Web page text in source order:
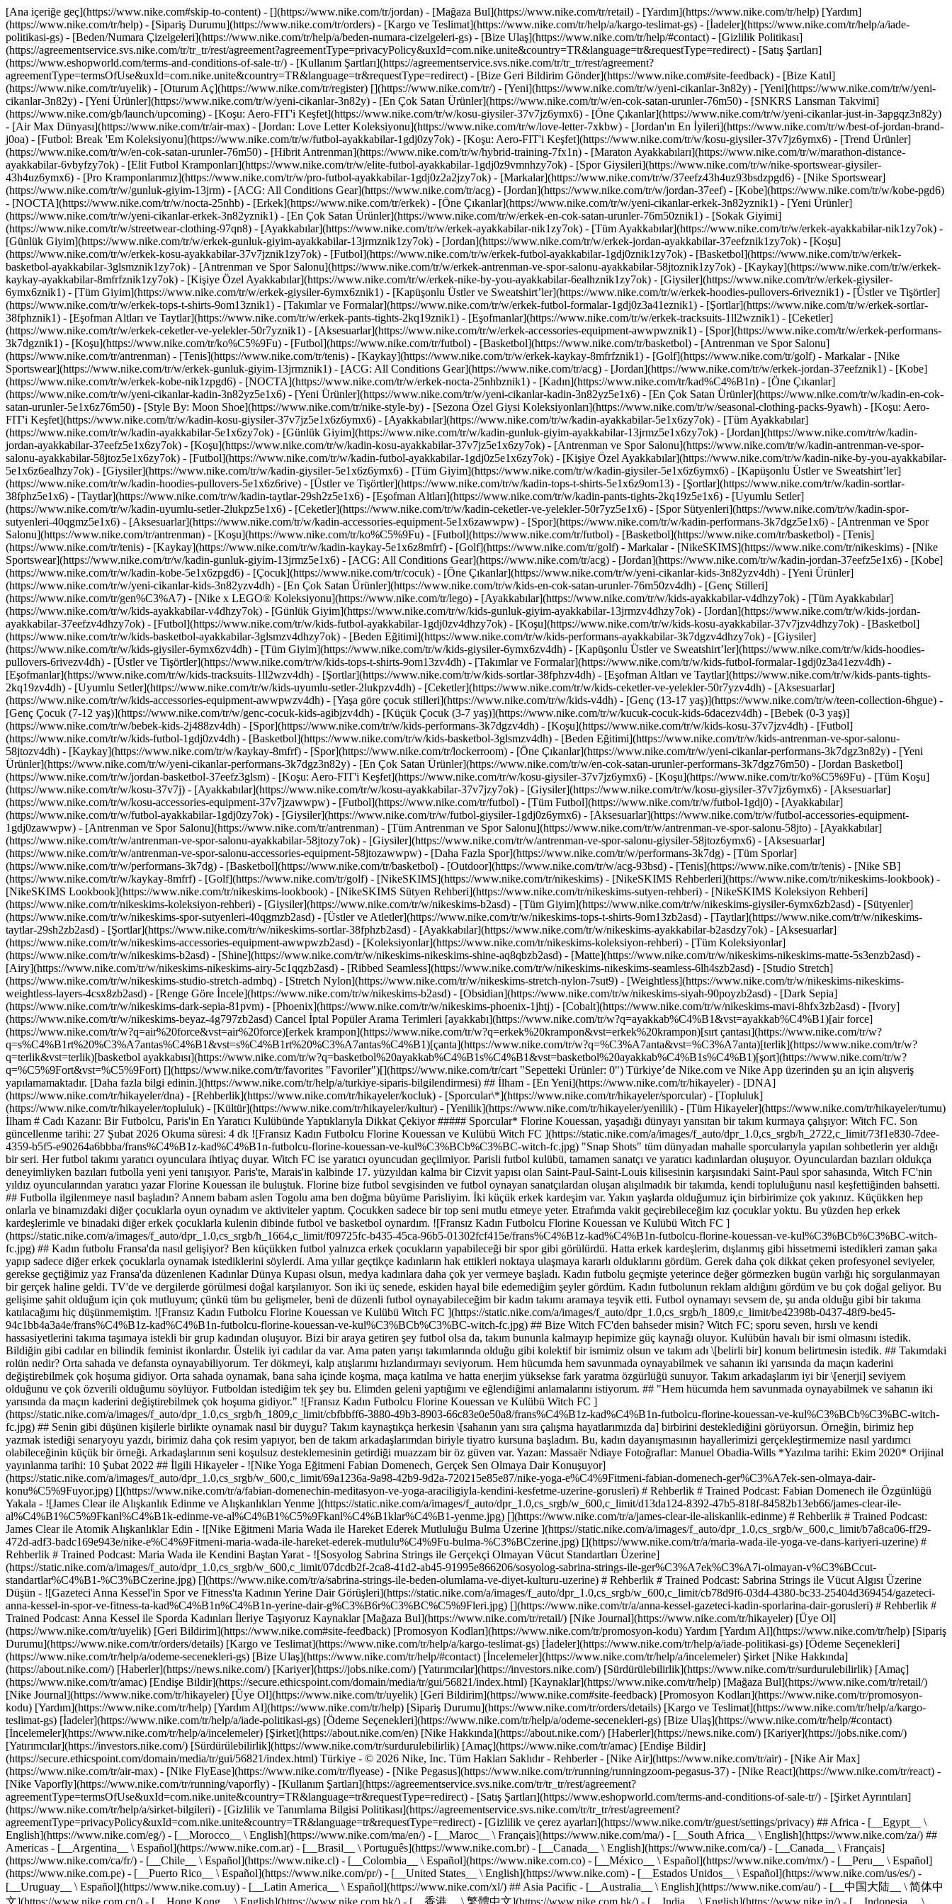
[Ana içeriğe geç](https://www.nike.com#skip-to-content) - [](https://www.nike.com/tr/jordan) - [Mağaza Bul](https://www.nike.com/tr/retail) - [Yardım](https://www.nike.com/tr/help) [Yardım]
(https://www.nike.com/tr/help) - [Sipariş Durumu](https://www.nike.com/tr/orders) - [Kargo ve Teslimat](https://www.nike.com/tr/help/a/kargo-teslimat-gs) - [İadeler](https://www.nike.com/tr/help/a/iade-
politikasi-gs) - [Beden/Numara Çizelgeleri](https://www.nike.com/tr/help/a/beden-numara-cizelgeleri-gs) - [Bize Ulaş](https://www.nike.com/tr/help/#contact) - [Gizlilik Politikası]
(https://agreementservice.svs.nike.com/tr/tr_tr/rest/agreement?agreementType=privacyPolicy&uxId=com.nike.unite&country=TR&language=tr&requestType=redirect) - [Satış Şartları]
(https://www.eshopworld.com/terms-and-conditions-of-sale-tr/) - [Kullanım Şartları](https://agreementservice.svs.nike.com/tr/tr_tr/rest/agreement?
agreementType=termsOfUse&uxId=com.nike.unite&country=TR&language=tr&requestType=redirect) - [Bize Geri Bildirim Gönder](https://www.nike.com#site-feedback) - [Bize Katıl]
(https://www.nike.com/tr/uyelik) - [Oturum Aç](https://www.nike.com/tr/register) [](https://www.nike.com/tr/) - [Yeni](https://www.nike.com/tr/w/yeni-cikanlar-3n82y) - [Yeni](https://www.nike.com/tr/w/yeni-
cikanlar-3n82y) - [Yeni Ürünler](https://www.nike.com/tr/w/yeni-cikanlar-3n82y) - [En Çok Satan Ürünler](https://www.nike.com/tr/w/en-cok-satan-urunler-76m50) - [SNKRS Lansman Takvimi]
(https://www.nike.com/gb/launch/upcoming) - [Koşu: Aero-FIT'i Keşfet](https://www.nike.com/tr/w/kosu-giysiler-37v7jz6ymx6) - [Öne Çıkanlar](https://www.nike.com/tr/w/yeni-cikanlar-just-in-3apgqz3n82y)
- [Air Max Dünyası](https://www.nike.com/tr/air-max) - [Jordan: Love Letter Koleksiyonu](https://www.nike.com/tr/w/love-letter-7xkbw) - [Jordan'ın En İyileri](https://www.nike.com/tr/w/best-of-jordan-brand-
j0oa) - [Futbol: Break 'Em Koleksiyonu](https://www.nike.com/tr/w/futbol-ayakkabilar-1gdj0zy7ok) - [Koşu: Aero-FIT'i Keşfet](https://www.nike.com/tr/w/kosu-giysiler-37v7jz6ymx6) - [Trend Ürünler]
(https://www.nike.com/tr/w/en-cok-satan-urunler-76m50) - [Hibrit Antrenman](https://www.nike.com/tr/w/hybrid-training-7fx1n) - [Maraton Ayakkabıları](https://www.nike.com/tr/w/marathon-distance-
ayakkabilar-6vbyfzy7ok) - [Elit Futbol Kramponları](https://www.nike.com/tr/w/elite-futbol-ayakkabilar-1gdj0z9vmnhzy7ok) - [Spor Giysileri](https://www.nike.com/tr/w/nike-sportswear-giysiler-
43h4uz6ymx6) - [Pro Kramponlarımız](https://www.nike.com/tr/w/pro-futbol-ayakkabilar-1gdj0z2a2jzy7ok) - [Markalar](https://www.nike.com/tr/w/37eefz43h4uz93bsdzpgd6) - [Nike Sportswear]
(https://www.nike.com/tr/w/gunluk-giyim-13jrm) - [ACG: All Conditions Gear](https://www.nike.com/tr/acg) - [Jordan](https://www.nike.com/tr/w/jordan-37eef) - [Kobe](https://www.nike.com/tr/w/kobe-pgd6)
- [NOCTA](https://www.nike.com/tr/w/nocta-25nhb) - [Erkek](https://www.nike.com/tr/erkek) - [Öne Çıkanlar](https://www.nike.com/tr/w/yeni-cikanlar-erkek-3n82yznik1) - [Yeni Ürünler]
(https://www.nike.com/tr/w/yeni-cikanlar-erkek-3n82yznik1) - [En Çok Satan Ürünler](https://www.nike.com/tr/w/erkek-en-cok-satan-urunler-76m50znik1) - [Sokak Giyimi]
(https://www.nike.com/tr/w/streetwear-clothing-97qn8) - [Ayakkabılar](https://www.nike.com/tr/w/erkek-ayakkabilar-nik1zy7ok) - [Tüm Ayakkabılar](https://www.nike.com/tr/w/erkek-ayakkabilar-nik1zy7ok) -
[Günlük Giyim](https://www.nike.com/tr/w/erkek-gunluk-giyim-ayakkabilar-13jrmznik1zy7ok) - [Jordan](https://www.nike.com/tr/w/erkek-jordan-ayakkabilar-37eefznik1zy7ok) - [Koşu]
(https://www.nike.com/tr/w/erkek-kosu-ayakkabilar-37v7jznik1zy7ok) - [Futbol](https://www.nike.com/tr/w/erkek-futbol-ayakkabilar-1gdj0znik1zy7ok) - [Basketbol](https://www.nike.com/tr/w/erkek-
basketbol-ayakkabilar-3glsmznik1zy7ok) - [Antrenman ve Spor Salonu](https://www.nike.com/tr/w/erkek-antrenman-ve-spor-salonu-ayakkabilar-58jtoznik1zy7ok) - [Kaykay](https://www.nike.com/tr/w/erkek-
kaykay-ayakkabilar-8mfrfznik1zy7ok) - [Kişiye Özel Ayakkabılar](https://www.nike.com/tr/w/erkek-nike-by-you-ayakkabilar-6ealhznik1zy7ok) - [Giysiler](https://www.nike.com/tr/w/erkek-giysiler-
6ymx6znik1) - [Tüm Giyim](https://www.nike.com/tr/w/erkek-giysiler-6ymx6znik1) - [Kapüşonlu Üstler ve Sweatshirt’ler](https://www.nike.com/tr/w/erkek-hoodies-pullovers-6riveznik1) - [Üstler ve Tişörtler]
(https://www.nike.com/tr/w/erkek-tops-t-shirts-9om13znik1) - [Takımlar ve Formalar](https://www.nike.com/tr/w/erkek-futbol-formalar-1gdj0z3a41eznik1) - [Şortlar](https://www.nike.com/tr/w/erkek-sortlar-
38fphznik1) - [Eşofman Altları ve Taytlar](https://www.nike.com/tr/w/erkek-pants-tights-2kq19znik1) - [Eşofmanlar](https://www.nike.com/tr/w/erkek-tracksuits-1ll2wznik1) - [Ceketler]
(https://www.nike.com/tr/w/erkek-ceketler-ve-yelekler-50r7yznik1) - [Aksesuarlar](https://www.nike.com/tr/w/erkek-accessories-equipment-awwpwznik1) - [Spor](https://www.nike.com/tr/w/erkek-performans-
3k7dgznik1) - [Koşu](https://www.nike.com/tr/ko%C5%9Fu) - [Futbol](https://www.nike.com/tr/futbol) - [Basketbol](https://www.nike.com/tr/basketbol) - [Antrenman ve Spor Salonu]
(https://www.nike.com/tr/antrenman) - [Tenis](https://www.nike.com/tr/tenis) - [Kaykay](https://www.nike.com/tr/w/erkek-kaykay-8mfrfznik1) - [Golf](https://www.nike.com/tr/golf) - Markalar - [Nike
Sportswear](https://www.nike.com/tr/w/erkek-gunluk-giyim-13jrmznik1) - [ACG: All Conditions Gear](https://www.nike.com/tr/acg) - [Jordan](https://www.nike.com/tr/w/erkek-jordan-37eefznik1) - [Kobe]
(https://www.nike.com/tr/w/erkek-kobe-nik1zpgd6) - [NOCTA](https://www.nike.com/tr/w/erkek-nocta-25nhbznik1) - [Kadın](https://www.nike.com/tr/kad%C4%B1n) - [Öne Çıkanlar]
(https://www.nike.com/tr/w/yeni-cikanlar-kadin-3n82yz5e1x6) - [Yeni Ürünler](https://www.nike.com/tr/w/yeni-cikanlar-kadin-3n82yz5e1x6) - [En Çok Satan Ürünler](https://www.nike.com/tr/w/kadin-en-cok-
satan-urunler-5e1x6z76m50) - [Style By: Moon Shoe](https://www.nike.com/tr/nike-style-by) - [Sezona Özel Giysi Koleksiyonları](https://www.nike.com/tr/w/seasonal-clothing-packs-9yawh) - [Koşu: Aero-
FIT'i Keşfet](https://www.nike.com/tr/w/kadin-kosu-giysiler-37v7jz5e1x6z6ymx6) - [Ayakkabılar](https://www.nike.com/tr/w/kadin-ayakkabilar-5e1x6zy7ok) - [Tüm Ayakkabılar]
(https://www.nike.com/tr/w/kadin-ayakkabilar-5e1x6zy7ok) - [Günlük Giyim](https://www.nike.com/tr/w/kadin-gunluk-giyim-ayakkabilar-13jrmz5e1x6zy7ok) - [Jordan](https://www.nike.com/tr/w/kadin-
jordan-ayakkabilar-37eefz5e1x6zy7ok) - [Koşu](https://www.nike.com/tr/w/kadin-kosu-ayakkabilar-37v7jz5e1x6zy7ok) - [Antrenman ve Spor Salonu](https://www.nike.com/tr/w/kadin-antrenman-ve-spor-
salonu-ayakkabilar-58jtoz5e1x6zy7ok) - [Futbol](https://www.nike.com/tr/w/kadin-futbol-ayakkabilar-1gdj0z5e1x6zy7ok) - [Kişiye Özel Ayakkabılar](https://www.nike.com/tr/w/kadin-nike-by-you-ayakkabilar-
5e1x6z6ealhzy7ok) - [Giysiler](https://www.nike.com/tr/w/kadin-giysiler-5e1x6z6ymx6) - [Tüm Giyim](https://www.nike.com/tr/w/kadin-giysiler-5e1x6z6ymx6) - [Kapüşonlu Üstler ve Sweatshirt’ler]
(https://www.nike.com/tr/w/kadin-hoodies-pullovers-5e1x6z6rive) - [Üstler ve Tişörtler](https://www.nike.com/tr/w/kadin-tops-t-shirts-5e1x6z9om13) - [Şortlar](https://www.nike.com/tr/w/kadin-sortlar-
38fphz5e1x6) - [Taytlar](https://www.nike.com/tr/w/kadin-taytlar-29sh2z5e1x6) - [Eşofman Altları](https://www.nike.com/tr/w/kadin-pants-tights-2kq19z5e1x6) - [Uyumlu Setler]
(https://www.nike.com/tr/w/kadin-uyumlu-setler-2lukpz5e1x6) - [Ceketler](https://www.nike.com/tr/w/kadin-ceketler-ve-yelekler-50r7yz5e1x6) - [Spor Sütyenleri](https://www.nike.com/tr/w/kadin-spor-
sutyenleri-40qgmz5e1x6) - [Aksesuarlar](https://www.nike.com/tr/w/kadin-accessories-equipment-5e1x6zawwpw) - [Spor](https://www.nike.com/tr/w/kadin-performans-3k7dgz5e1x6) - [Antrenman ve Spor
Salonu](https://www.nike.com/tr/antrenman) - [Koşu](https://www.nike.com/tr/ko%C5%9Fu) - [Futbol](https://www.nike.com/tr/futbol) - [Basketbol](https://www.nike.com/tr/basketbol) - [Tenis]
(https://www.nike.com/tr/tenis) - [Kaykay](https://www.nike.com/tr/w/kadin-kaykay-5e1x6z8mfrf) - [Golf](https://www.nike.com/tr/golf) - Markalar - [NikeSKIMS](https://www.nike.com/tr/nikeskims) - [Nike
Sportswear](https://www.nike.com/tr/w/kadin-gunluk-giyim-13jrmz5e1x6) - [ACG: All Conditions Gear](https://www.nike.com/tr/acg) - [Jordan](https://www.nike.com/tr/w/kadin-jordan-37eefz5e1x6) - [Kobe]
(https://www.nike.com/tr/w/kadin-kobe-5e1x6zpgd6) - [Çocuk](https://www.nike.com/tr/cocuk) - [Öne Çıkanlar](https://www.nike.com/tr/w/yeni-cikanlar-kids-3n82yzv4dh) - [Yeni Ürünler]
(https://www.nike.com/tr/w/yeni-cikanlar-kids-3n82yzv4dh) - [En Çok Satan Ürünler](https://www.nike.com/tr/w/kids-en-cok-satan-urunler-76m50zv4dh) - [Genç Stilleri]
(https://www.nike.com/tr/gen%C3%A7) - [Nike x LEGO® Koleksiyonu](https://www.nike.com/tr/lego) - [Ayakkabılar](https://www.nike.com/tr/w/kids-ayakkabilar-v4dhzy7ok) - [Tüm Ayakkabılar]
(https://www.nike.com/tr/w/kids-ayakkabilar-v4dhzy7ok) - [Günlük Giyim](https://www.nike.com/tr/w/kids-gunluk-giyim-ayakkabilar-13jrmzv4dhzy7ok) - [Jordan](https://www.nike.com/tr/w/kids-jordan-
ayakkabilar-37eefzv4dhzy7ok) - [Futbol](https://www.nike.com/tr/w/kids-futbol-ayakkabilar-1gdj0zv4dhzy7ok) - [Koşu](https://www.nike.com/tr/w/kids-kosu-ayakkabilar-37v7jzv4dhzy7ok) - [Basketbol]
(https://www.nike.com/tr/w/kids-basketbol-ayakkabilar-3glsmzv4dhzy7ok) - [Beden Eğitimi](https://www.nike.com/tr/w/kids-performans-ayakkabilar-3k7dgzv4dhzy7ok) - [Giysiler]
(https://www.nike.com/tr/w/kids-giysiler-6ymx6zv4dh) - [Tüm Giyim](https://www.nike.com/tr/w/kids-giysiler-6ymx6zv4dh) - [Kapüşonlu Üstler ve Sweatshirt’ler](https://www.nike.com/tr/w/kids-hoodies-
pullovers-6rivezv4dh) - [Üstler ve Tişörtler](https://www.nike.com/tr/w/kids-tops-t-shirts-9om13zv4dh) - [Takımlar ve Formalar](https://www.nike.com/tr/w/kids-futbol-formalar-1gdj0z3a41ezv4dh) -
[Eşofmanlar](https://www.nike.com/tr/w/kids-tracksuits-1ll2wzv4dh) - [Şortlar](https://www.nike.com/tr/w/kids-sortlar-38fphzv4dh) - [Eşofman Altları ve Taytlar](https://www.nike.com/tr/w/kids-pants-tights-
2kq19zv4dh) - [Uyumlu Setler](https://www.nike.com/tr/w/kids-uyumlu-setler-2lukpzv4dh) - [Ceketler](https://www.nike.com/tr/w/kids-ceketler-ve-yelekler-50r7yzv4dh) - [Aksesuarlar]
(https://www.nike.com/tr/w/kids-accessories-equipment-awwpwzv4dh) - [Yaşa göre çocuk stilleri](https://www.nike.com/tr/w/kids-v4dh) - [Genç (13-17 yaş)](https://www.nike.com/tr/w/teen-collection-6hgue) -
[Genç Çocuk (7-12 yaş)](https://www.nike.com/tr/w/genc-cocuk-kids-agibjzv4dh) - [Küçük Çocuk (3-7 yaş)](https://www.nike.com/tr/w/kucuk-cocuk-kids-6dacezv4dh) - [Bebek (0-3 yaş)]
(https://www.nike.com/tr/w/bebek-kids-2j488zv4dh) - [Spor](https://www.nike.com/tr/w/kids-performans-3k7dgzv4dh) - [Koşu](https://www.nike.com/tr/w/kids-kosu-37v7jzv4dh) - [Futbol]
(https://www.nike.com/tr/w/kids-futbol-1gdj0zv4dh) - [Basketbol](https://www.nike.com/tr/w/kids-basketbol-3glsmzv4dh) - [Beden Eğitimi](https://www.nike.com/tr/w/kids-antrenman-ve-spor-salonu-
58jtozv4dh) - [Kaykay](https://www.nike.com/tr/w/kaykay-8mfrf) - [Spor](https://www.nike.com/tr/lockerroom) - [Öne Çıkanlar](https://www.nike.com/tr/w/yeni-cikanlar-performans-3k7dgz3n82y) - [Yeni
Ürünler](https://www.nike.com/tr/w/yeni-cikanlar-performans-3k7dgz3n82y) - [En Çok Satan Ürünler](https://www.nike.com/tr/w/en-cok-satan-urunler-performans-3k7dgz76m50) - [Jordan Basketbol]
(https://www.nike.com/tr/w/jordan-basketbol-37eefz3glsm) - [Koşu: Aero-FIT'i Keşfet](https://www.nike.com/tr/w/kosu-giysiler-37v7jz6ymx6) - [Koşu](https://www.nike.com/tr/ko%C5%9Fu) - [Tüm Koşu]
(https://www.nike.com/tr/w/kosu-37v7j) - [Ayakkabılar](https://www.nike.com/tr/w/kosu-ayakkabilar-37v7jzy7ok) - [Giysiler](https://www.nike.com/tr/w/kosu-giysiler-37v7jz6ymx6) - [Aksesuarlar]
(https://www.nike.com/tr/w/kosu-accessories-equipment-37v7jzawwpw) - [Futbol](https://www.nike.com/tr/futbol) - [Tüm Futbol](https://www.nike.com/tr/w/futbol-1gdj0) - [Ayakkabılar]
(https://www.nike.com/tr/w/futbol-ayakkabilar-1gdj0zy7ok) - [Giysiler](https://www.nike.com/tr/w/futbol-giysiler-1gdj0z6ymx6) - [Aksesuarlar](https://www.nike.com/tr/w/futbol-accessories-equipment-
1gdj0zawwpw) - [Antrenman ve Spor Salonu](https://www.nike.com/tr/antrenman) - [Tüm Antrenman ve Spor Salonu](https://www.nike.com/tr/w/antrenman-ve-spor-salonu-58jto) - [Ayakkabılar]
(https://www.nike.com/tr/w/antrenman-ve-spor-salonu-ayakkabilar-58jtozy7ok) - [Giysiler](https://www.nike.com/tr/w/antrenman-ve-spor-salonu-giysiler-58jtoz6ymx6) - [Aksesuarlar]
(https://www.nike.com/tr/w/antrenman-ve-spor-salonu-accessories-equipment-58jtozawwpw) - [Daha Fazla Spor](https://www.nike.com/tr/w/performans-3k7dg) - [Tüm Sporlar]
(https://www.nike.com/tr/w/performans-3k7dg) - [Basketbol](https://www.nike.com/tr/basketbol) - [Outdoor](https://www.nike.com/tr/w/acg-93bsd) - [Tenis](https://www.nike.com/tr/tenis) - [Nike SB]
(https://www.nike.com/tr/w/kaykay-8mfrf) - [Golf](https://www.nike.com/tr/golf) - [NikeSKIMS](https://www.nike.com/tr/nikeskims) - [NikeSKIMS Rehberleri](https://www.nike.com/tr/nikeskims-lookbook) -
[NikeSKIMS Lookbook](https://www.nike.com/tr/nikeskims-lookbook) - [NikeSKIMS Sütyen Rehberi](https://www.nike.com/tr/nikeskims-sutyen-rehberi) - [NikeSKIMS Koleksiyon Rehberi]
(https://www.nike.com/tr/nikeskims-koleksiyon-rehberi) - [Giysiler](https://www.nike.com/tr/w/nikeskims-b2asd) - [Tüm Giyim](https://www.nike.com/tr/w/nikeskims-giysiler-6ymx6zb2asd) - [Sütyenler]
(https://www.nike.com/tr/w/nikeskims-spor-sutyenleri-40qgmzb2asd) - [Üstler ve Atletler](https://www.nike.com/tr/w/nikeskims-tops-t-shirts-9om13zb2asd) - [Taytlar](https://www.nike.com/tr/w/nikeskims-
taytlar-29sh2zb2asd) - [Şortlar](https://www.nike.com/tr/w/nikeskims-sortlar-38fphzb2asd) - [Ayakkabılar](https://www.nike.com/tr/w/nikeskims-ayakkabilar-b2asdzy7ok) - [Aksesuarlar]
(https://www.nike.com/tr/w/nikeskims-accessories-equipment-awwpwzb2asd) - [Koleksiyonlar](https://www.nike.com/tr/nikeskims-koleksiyon-rehberi) - [Tüm Koleksiyonlar]
(https://www.nike.com/tr/w/nikeskims-b2asd) - [Shine](https://www.nike.com/tr/w/nikeskims-nikeskims-shine-aq8qbzb2asd) - [Matte](https://www.nike.com/tr/w/nikeskims-nikeskims-matte-5s3enzb2asd) -
[Airy](https://www.nike.com/tr/w/nikeskims-nikeskims-airy-5c1qqzb2asd) - [Ribbed Seamless](https://www.nike.com/tr/w/nikeskims-nikeskims-seamless-6lh4szb2asd) - [Studio Stretch]
(https://www.nike.com/tr/w/nikeskims-studio-stretch-admbq) - [Stretch Nylon](https://www.nike.com/tr/w/nikeskims-stretch-nylon-7sut9) - [Weightless](https://www.nike.com/tr/w/nikeskims-nikeskims-
weightless-layers-4csx8zb2asd) - [Renge Göre İncele](https://www.nike.com/tr/w/nikeskims-b2asd) - [Obsidian](https://www.nike.com/tr/w/nikeskims-siyah-90poyzb2asd) - [Dark Sepia](https://www.nike.com/tr/w/nikeskims-dark-sepia-81pvm) - [Phoenix](https://www.nike.com/tr/w/nikeskims-phoenix-1jhtj) - [Cobalt](https://www.nike.com/tr/w/nikeskims-mavi-8hfx3zb2asd) - [Ivory](https://www.nike.com/tr/w/nikeskims-beyaz-4g797zb2asd) Cancel İptal Popüler Arama Terimleri [ayakkabı](https://www.nike.com/tr/w?q=ayakkab%C4%B1&vst=ayakkab%C4%B1)[air force](https://www.nike.com/tr/w?q=air%20force&vst=air%20force)[erkek krampon](https://www.nike.com/tr/w?q=erkek%20krampon&vst=erkek%20krampon)[sırt çantası](https://www.nike.com/tr/w?q=s%C4%B1rt%20%C3%A7antas%C4%B1&vst=s%C4%B1rt%20%C3%A7antas%C4%B1)[çanta](https://www.nike.com/tr/w?q=%C3%A7anta&vst=%C3%A7anta)[terlik](https://www.nike.com/tr/w?q=terlik&vst=terlik)[basketbol ayakkabısı](https://www.nike.com/tr/w?q=basketbol%20ayakkab%C4%B1s%C4%B1&vst=basketbol%20ayakkab%C4%B1s%C4%B1)[şort](https://www.nike.com/tr/w?q=%C5%9Fort&vst=%C5%9Fort) [](https://www.nike.com/tr/favorites "Favoriler")[](https://www.nike.com/tr/cart "Sepetteki Ürünler: 0") Türkiye’de Nike.com ve Nike App üzerinden şu an için alışveriş yapılamamaktadır. [Daha fazla bilgi edinin.](https://www.nike.com/tr/help/a/turkiye-siparis-bilgilendirmesi) ## İlham - [En Yeni](https://www.nike.com/tr/hikayeler) - [DNA](https://www.nike.com/tr/hikayeler/dna) - [Rehberlik](https://www.nike.com/tr/hikayeler/kocluk) - [Sporcular\*](https://www.nike.com/tr/hikayeler/sporcular) - [Topluluk](https://www.nike.com/tr/hikayeler/topluluk) - [Kültür](https://www.nike.com/tr/hikayeler/kultur) - [Yenilik](https://www.nike.com/tr/hikayeler/yenilik) - [Tüm Hikayeler](https://www.nike.com/tr/hikayeler/tumu) İlham # Cadı Kazanı: Bir Futbolcu, Paris'in En Yaratıcı Kulübünde Yaptıklarıyla Dikkat Çekiyor ##### Sporcular* Florine Kouessan, yaşadığı dünyayı yansıtan bir takım kurmaya çalışıyor: Witch FC. Son güncellenme tarihi: 27 Şubat 2026 Okuma süresi: 4 dk ![Fransız Kadın Futbolcu Florine Kouessan ve Kulübü Witch FC ](https://static.nike.com/a/images/f_auto/dpr_1.0,cs_srgb/h_2722,c_limit/73f1e830-7dee-4359-b5f5-e90264a6bbba/frans%C4%B1z-kad%C4%B1n-futbolcu-florine-kouessan-ve-kul%C3%BCb%C3%BC-witch-fc.jpg) "Snap Shots" tüm dünyadan mahalle sporcularıyla yapılan sohbetlerin yer aldığı bir seri. Her futbol takımı yaratıcı oyunculara ihtiyaç duyar. Witch FC ise yaratıcı oyuncudan geçilmiyor. Parisli futbol kulübü, tamamen sanatçı ve yaratıcı kadınlardan oluşuyor. Oyunculardan bazıları oldukça deneyimliyken bazıları futbolla yeni yeni tanışıyor. Paris'te, Marais'in kalbinde 17. yüzyıldan kalma bir Cizvit yapısı olan Saint-Paul-Saint-Louis kilisesinin karşısındaki Saint-Paul spor sahasında, Witch FC'nin yıldız oyuncularından yaratıcı yazar Florine Kouessan ile buluştuk. Florine bize futbol sevgisinden ve futbol oynayan sanatçılardan oluşan alışılmadık bir takımda, kendi topluluğunu nasıl keşfettiğinden bahsetti. ## Futbolla ilgilenmeye nasıl başladın? Annem babam aslen Togolu ama ben doğma büyüme Parisliyim. İki küçük erkek kardeşim var. Yakın yaşlarda olduğumuz için birbirimize çok yakınız. Küçükken hep onlarla ve binamızdaki diğer çocuklarla oyun oynadım ve aktiviteler yaptım. Çocukken sadece bir top seni mutlu etmeye yeter. Etrafımda vakit geçirebileceğim kız çocuklar yoktu. Bu yüzden hep erkek kardeşlerimle ve binadaki diğer erkek çocuklarla kulenin dibinde futbol ve basketbol oynardım. ![Fransız Kadın Futbolcu Florine Kouessan ve Kulübü Witch FC ](https://static.nike.com/a/images/f_auto/dpr_1.0,cs_srgb/h_1664,c_limit/f09725fc-b435-45ca-96b5-01302fcf415e/frans%C4%B1z-kad%C4%B1n-futbolcu-florine-kouessan-ve-kul%C3%BCb%C3%BC-witch-fc.jpg) ## Kadın futbolu Fransa'da nasıl gelişiyor? Ben küçükken futbol yalnızca erkek çocukların yapabileceği bir spor gibi görülürdü. Hatta erkek kardeşlerim, dışlanmış gibi hissetmemi istedikleri zaman şaka yapıp sadece diğer erkek çocuklarla oynamak istediklerini söylerdi. Ama yıllar geçtikçe kadınların hak ettikleri noktaya ulaşmaya kararlı olduklarını gördüm. Gerek daha çok dikkat çeken profesyonel seviyeler, gerekse geçtiğimiz yaz Fransa'da düzenlenen Kadınlar Dünya Kupası olsun, medya kadınlara daha çok yer vermeye başladı. Kadın futbolu geçmişte yeterince değer görmezken bugün varlığı hiç sorgulanmayan bir gerçek haline geldi. TV'de ve dergilerde görülmesi doğal karşılanıyor. Son iki üç senede, eskiden hayal bile edemediğim şeyler gördüm. Kadın futbolunun reklam aldığını gördüm ve bu çok doğal geliyor. Bu gelişime şahit olduğum için çok mutluyum; çünkü tüm bu gelişmeler, beni de düzenli futbol oynayabileceğim bir kadın takımı aramaya teşvik etti. Futbol oynamayı sevsem de, şu anda olduğu gibi bir takıma katılacağımı hiç düşünmemiştim. ![Fransız Kadın Futbolcu Florine Kouessan ve Kulübü Witch FC ](https://static.nike.com/a/images/f_auto/dpr_1.0,cs_srgb/h_1809,c_limit/be42398b-0437-48f9-be45-94c1bb4a3a4e/frans%C4%B1z-kad%C4%B1n-futbolcu-florine-kouessan-ve-kul%C3%BCb%C3%BC-witch-fc.jpg) ## Bize Witch FC'den bahseder misin? Witch FC; sporu seven, hırslı ve kendi hassasiyetlerini takıma taşımaya istekli bir grup kadından oluşuyor. Bizi bir araya getiren şey futbol olsa da, takım bununla kalmayıp hepimize güç kaynağı oluyor. Kulübün havalı bir ismi olmasını istedik. Bildiğin gibi cadılar en bilindik feminist ikonlardır. Üstelik iyi cadılar da var. Ama paten yarışı takımlarında olduğu gibi kolektif bir ismimiz olsun ve takım adı \[belirli bir] konum belirtmesin istedik. ## Takımdaki rolün nedir? Orta sahada ve defansta oynayabiliyorum. Ter dökmeyi, kalp atışlarımı hızlandırmayı seviyorum. Hem hücumda hem savunmada oynayabilmek ve sahanın iki yarısında da maçın kaderini değiştirebilmek çok hoşuma gidiyor. Orta sahada oynamak, bana saha içinde koşma, maça katılma ve hatta enerjim yüksekse fark yaratma özgürlüğü sunuyor. Takım arkadaşlarım iyi bir \[enerji] seviyem olduğunu ve çok özverili olduğumu söylüyor. Futboldan istediğim tek şey bu. Elimden geleni yaptığımı ve eğlendiğimi anlamalarını istiyorum. ## "Hem hücumda hem savunmada oynayabilmek ve sahanın iki yarısında da maçın kaderini değiştirebilmek çok hoşuma gidiyor." ![Fransız Kadın Futbolcu Florine Kouessan ve Kulübü Witch FC ](https://static.nike.com/a/images/f_auto/dpr_1.0,cs_srgb/h_1809,c_limit/cbfbbff6-3880-49b3-8903-66c83e0e50a8/frans%C4%B1z-kad%C4%B1n-futbolcu-florine-kouessan-ve-kul%C3%BCb%C3%BC-witch-fc.jpg) ## Senin gibi düşünen kişilerle birlikte oynamak nasıl bir duygu? Takım kaynaştıkça herkesin \[sahanın yanı sıra çalışma hayatlarımızda da] birbirini desteklediğini görüyorsun. Örneğin, birimiz hep yazmak istediği senaryoyu yazdı, birimiz daha çok resim yapıyor, ben de takım arkadaşlarımdan biriyle tiyatro kursuna başladım. Bu, kadın dayanışmasının hayallerimizi gerçekleştirmemize nasıl yardımcı olabileceğinin küçük bir örneği. Arkadaşlarının seni koşulsuz desteklemesinin getirdiği muazzam bir öz güven var. Yazan: Massaër Ndiaye Fotoğraflar: Manuel Obadia-Wills *Yazılma tarihi: Ekim 2020* Orijinal yayınlanma tarihi: 10 Şubat 2022 ## İlgili Hikayeler - ![Nike Yoga Eğitmeni Fabian Domenech, Gerçek Sen Olmaya Dair Konuşuyor](https://static.nike.com/a/images/f_auto/dpr_1.0,cs_srgb/w_600,c_limit/69a1236a-9a98-42b9-9d2a-720215e85e87/nike-yoga-e%C4%9Fitmeni-fabian-domenech-ger%C3%A7ek-sen-olmaya-dair-konu%C5%9Fuyor.jpg) [](https://www.nike.com/tr/a/fabian-domenechin-meditasyon-ve-yoga-araciligiyla-kendini-kesfetme-uzerine-gorusleri) # Rehberlik # Trained Podcast: Fabian Domenech ile Özgünlüğü Yakala - ![James Clear ile Alışkanlık Edinme ve Alışkanlıkları Yenme ](https://static.nike.com/a/images/f_auto/dpr_1.0,cs_srgb/w_600,c_limit/d13da124-8392-47b5-818f-84582b13eb66/james-clear-ile-al%C4%B1%C5%9Fkanl%C4%B1k-edinme-ve-al%C4%B1%C5%9Fkanl%C4%B1klar%C4%B1-yenme.jpg) [](https://www.nike.com/tr/a/james-clear-ile-aliskanlik-edinme) # Rehberlik # Trained Podcast: James Clear ile Atomik Alışkanlıklar Edin - ![Nike Eğitmeni Maria Wada ile Hareket Ederek Mutluluğu Bulma Üzerine ](https://static.nike.com/a/images/f_auto/dpr_1.0,cs_srgb/w_600,c_limit/b7a8ca06-ff29-472d-adf3-badc169e943e/nike-e%C4%9Fitmeni-maria-wada-ile-hareket-ederek-mutlulu%C4%9Fu-bulma-%C3%BCzerine.jpg) [](https://www.nike.com/tr/a/maria-wada-ile-yoga-ve-dans-kariyeri-uzerine) # Rehberlik # Trained Podcast: Maria Wada ile Kendini Baştan Yarat - ![Sosyolog Sabrina Strings ile Gerçekçi Olmayan Vücut Standartları Üzerine](https://static.nike.com/a/images/f_auto/dpr_1.0,cs_srgb/w_600,c_limit/07dcdb2f-2ca8-41d2-ab45-91995e866206/sosyolog-sabrina-strings-ile-ger%C3%A7ek%C3%A7i-olmayan-v%C3%BCcut-standartlar%C4%B1-%C3%BCzerine.jpg) [](https://www.nike.com/tr/a/sabrina-strings-ile-beden-olumlama-ve-diyet-kulturu-uzerine) # Rehberlik # Trained Podcast: Sabrina Strings ile Vücut Algısı Üzerine Düşün - ![Gazeteci Anna Kessel'in Spor ve Fitness'ta Kadının Yerine Dair Görüşleri](https://static.nike.com/a/images/f_auto/dpr_1.0,cs_srgb/w_600,c_limit/cb78d9f6-03d4-4380-bc33-25404d369454/gazeteci-anna-kessel-in-spor-ve-fitness-ta-kad%C4%B1n%C4%B1n-yerine-dair-g%C3%B6r%C3%BC%C5%9Fleri.jpg) [](https://www.nike.com/tr/a/anna-kessel-gazeteci-kadin-sporlarina-dair-gorusleri) # Rehberlik # Trained Podcast: Anna Kessel ile Sporda Kadınları İleriye Taşıyoruz Kaynaklar [Mağaza Bul](https://www.nike.com/tr/retail/) [Nike Journal](https://www.nike.com/tr/hikayeler) [Üye Ol](https://www.nike.com/tr/uyelik) [Geri Bildirim](https://www.nike.com#site-feedback) [Promosyon Kodları](https://www.nike.com/tr/promosyon-kodu) Yardım [Yardım Al](https://www.nike.com/tr/help) [Sipariş Durumu](https://www.nike.com/tr/orders/details) [Kargo ve Teslimat](https://www.nike.com/tr/help/a/kargo-teslimat-gs) [İadeler](https://www.nike.com/tr/help/a/iade-politikasi-gs) [Ödeme Seçenekleri](https://www.nike.com/tr/help/a/odeme-secenekleri-